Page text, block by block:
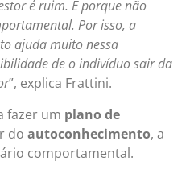
é ruim. É porque não
Por isso, a
ajuda muito nessa
de o indivíduo sair da
”, explica Frattini.
fazer um plano de
do autoconhecimento, a
comportamental.